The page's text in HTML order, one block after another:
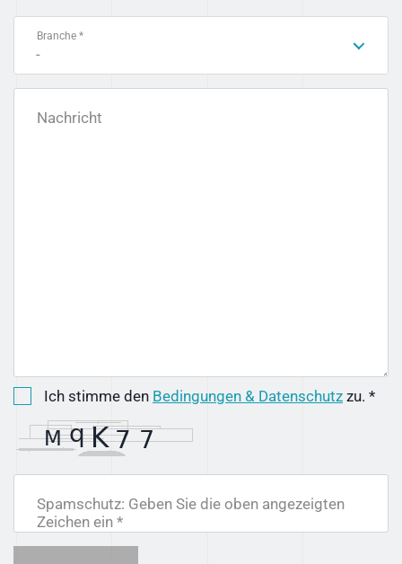
Branche *
-
Nachricht
Ich stimme den Bedingungen & Datenschutz zu. *
Spamschutz: Geben Sie die oben angezeigten
Zeichen ein *